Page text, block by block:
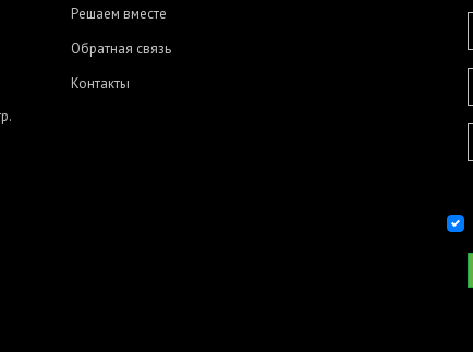
Решаем вместе
Обратная связь
Контакты